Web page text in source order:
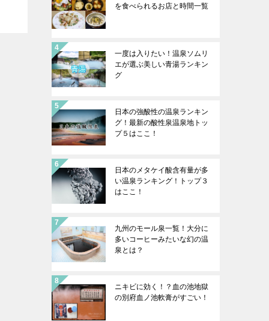
を食べられるお店と時間一覧
一度は入りたい！温泉ソムリ
エが選ぶ美しい青湯ランキン
グ
日本の強酸性の温泉ランキン
グ！最新の酸性泉温泉地トッ
プ５はここ！
日本のメタケイ酸含有量が多
い温泉ランキング！トップ３
はここ！
九州のモール泉一覧！大分に
多いコーヒーみたいな幻の温
泉とは？
ニキビに効く！？血の池地獄
の別府血ノ池軟膏がすごい！